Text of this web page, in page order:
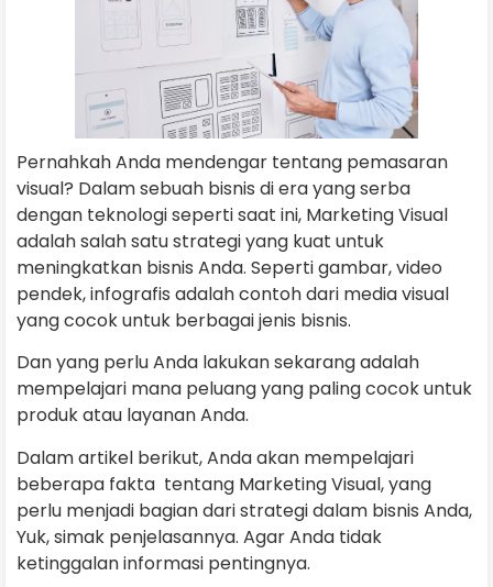
Pernahkah Anda mendengar tentang pemasaran
visual? Dalam sebuah bisnis di era yang serba
dengan teknologi seperti saat ini, Marketing Visual
adalah salah satu strategi yang kuat untuk
meningkatkan bisnis Anda. Seperti gambar, video
pendek, infografis adalah contoh dari media visual
yang cocok untuk berbagai jenis bisnis.
Dan yang perlu Anda lakukan sekarang adalah
mempelajari mana peluang yang paling cocok untuk
produk atau layanan Anda.
Dalam artikel berikut, Anda akan mempelajari
beberapa fakta tentang Marketing Visual, yang
perlu menjadi bagian dari strategi dalam bisnis Anda,
Yuk, simak penjelasannya. Agar Anda tidak
ketinggalan informasi pentingnya.